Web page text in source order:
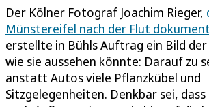
Der Kölner Fotograf Joachim Rieger,
Münstereifel nach der Flut
erstellte in Bühls Auftrag ein Bild
wie sie aussehen könnte: Darauf zu
anstatt Autos viele Pflanzkübel und
Sitzgelegenheiten. Denkbar sei, dass